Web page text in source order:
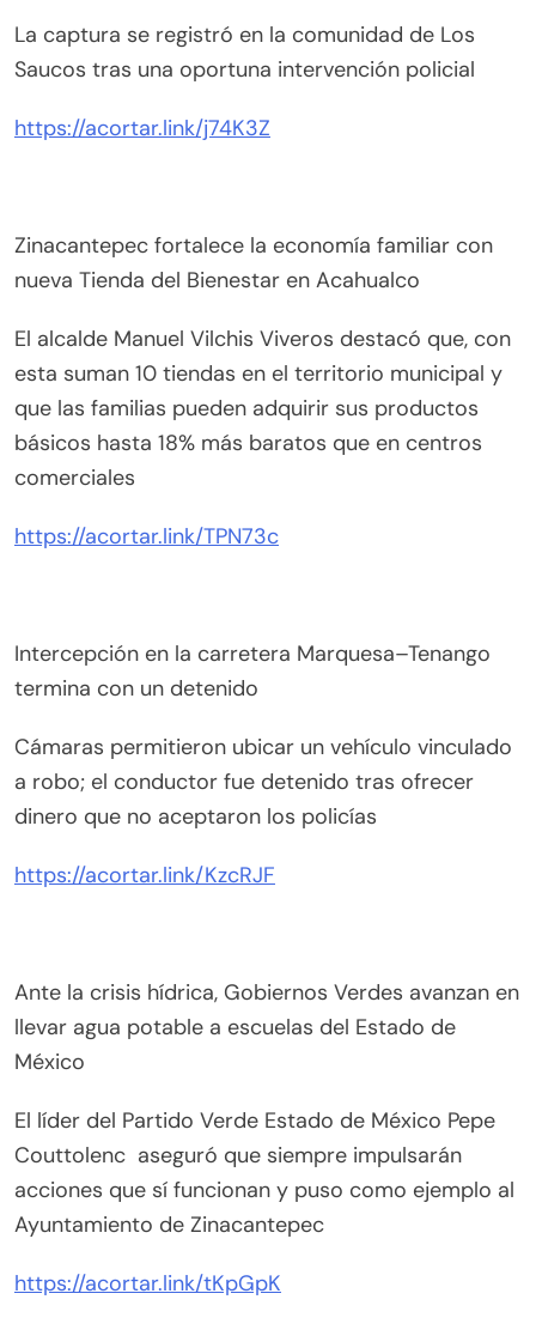
La captura se registró en la comunidad de Los
Saucos tras una oportuna intervención policial
https://acortar.link/j74K3Z
Zinacantepec fortalece la economía familiar con
nueva Tienda del Bienestar en Acahualco
El alcalde Manuel Vilchis Viveros destacó que, con
esta suman 10 tiendas en el territorio municipal y
que las familias pueden adquirir sus productos
básicos hasta 18% más baratos que en centros
comerciales
https://acortar.link/TPN73c
Intercepción en la carretera Marquesa–Tenango
termina con un detenido
Cámaras permitieron ubicar un vehículo vinculado
a robo; el conductor fue detenido tras ofrecer
dinero que no aceptaron los policías
https://acortar.link/KzcRJF
Ante la crisis hídrica, Gobiernos Verdes avanzan en
llevar agua potable a escuelas del Estado de
México
El líder del Partido Verde Estado de México Pepe
Couttolenc aseguró que siempre impulsarán
acciones que sí funcionan y puso como ejemplo al
Ayuntamiento de Zinacantepec
https://acortar.link/tKpGpK